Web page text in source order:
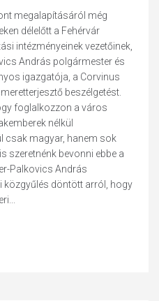
megalapításáról még
délelőtt a Fehérvár
intézményeinek vezetőinek,
András polgármester és
igazgatója, a Corvinus
beszélgetést.
foglalkozzon a város
nélkül
csak magyar, hanem sok
szeretnénk bevonni ebbe a
Palkovics András
közgyűlés döntött arról, hogy